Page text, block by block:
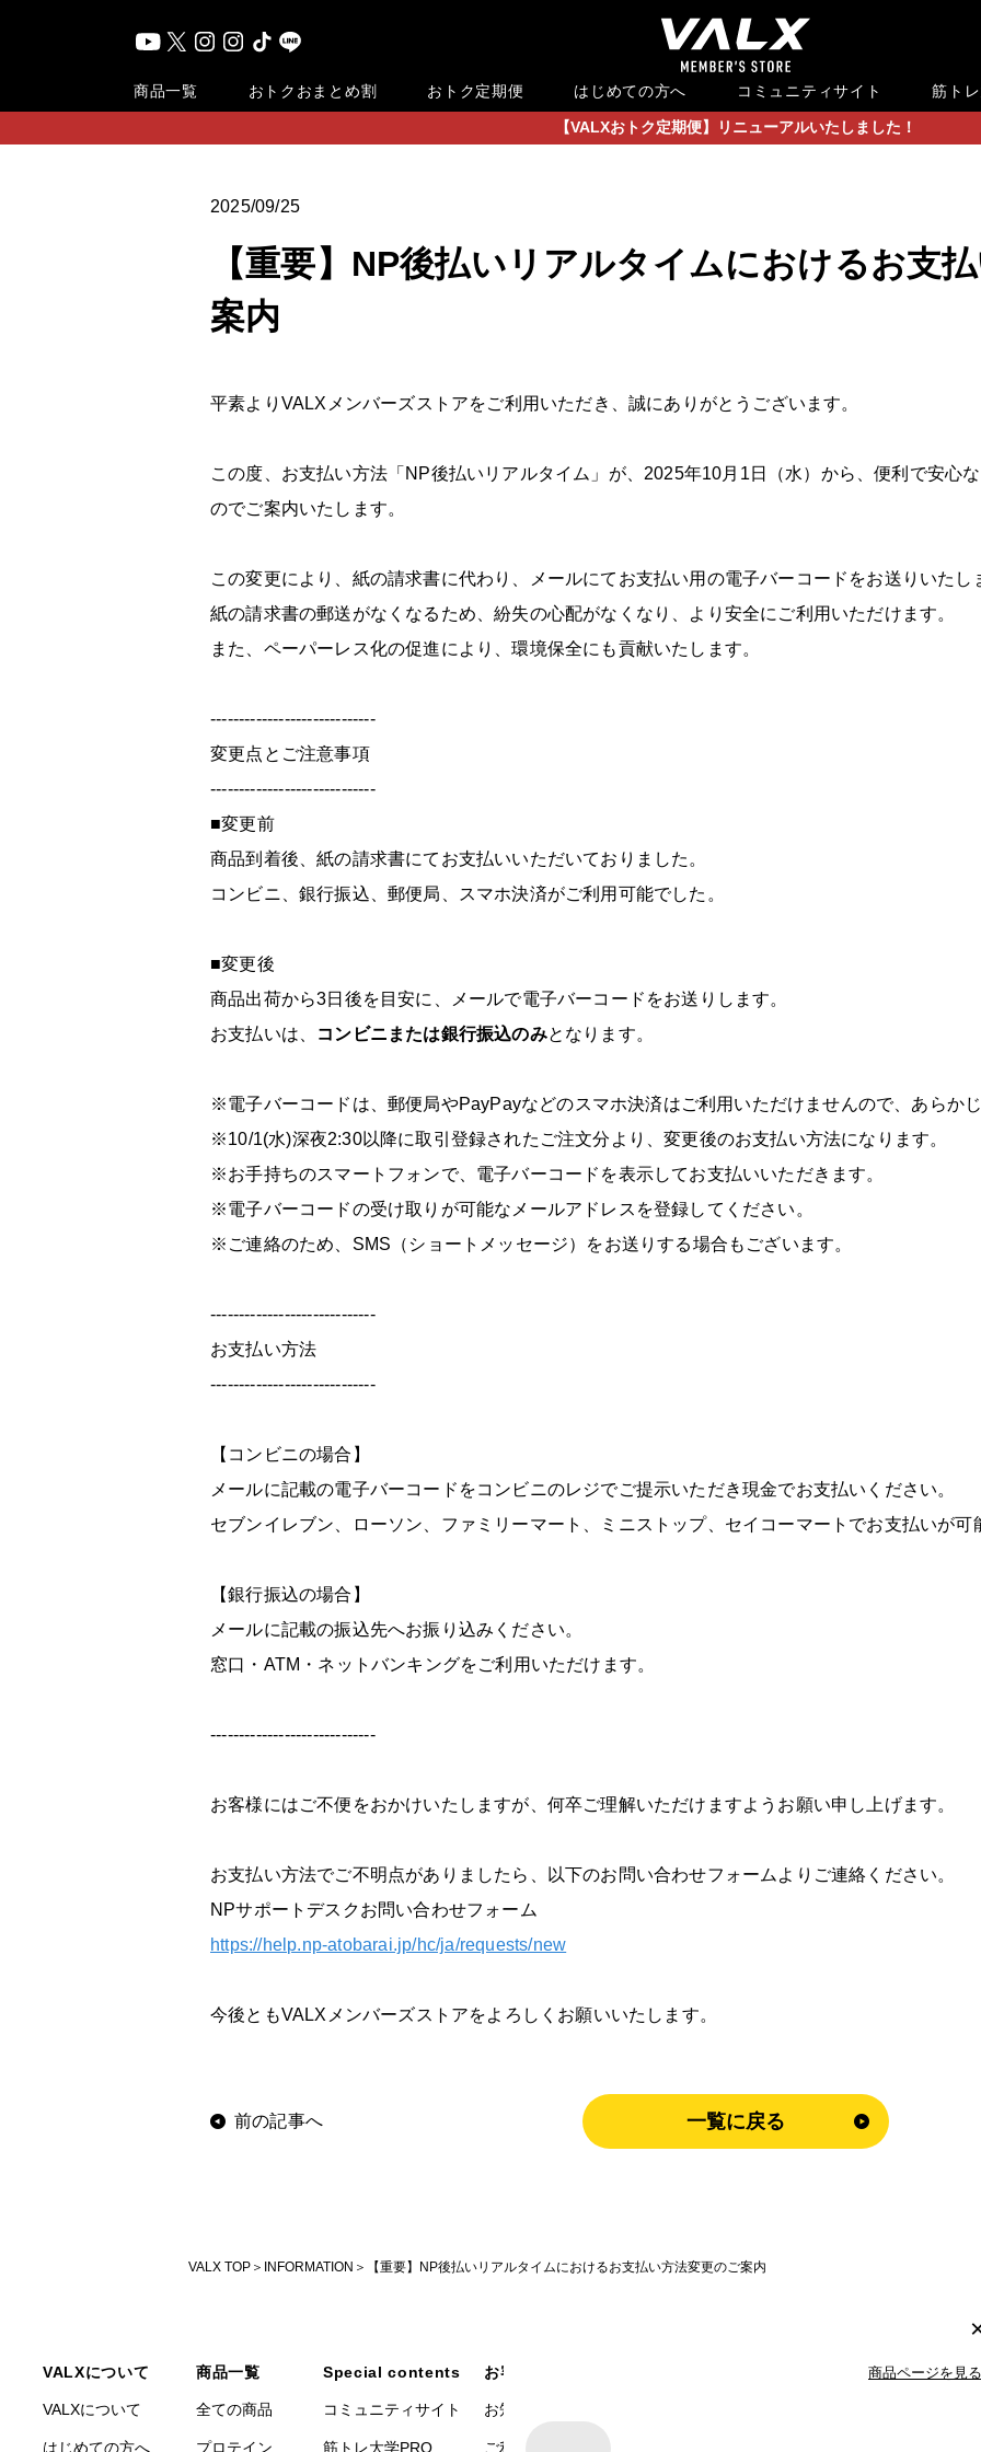
商品一覧 おトク おまとめ割 おトク定期便 はじめての方へ コミュニティサイト 筋トレ
【VALXおトク定期便】リニューアルいたしました！
2025/09/25
【重要】NP後払いリアルタイムにおけるお支
案内
平素よりVALXメンバーズストアをご利用いただき、誠にありがとうございます。
この度、お支払い方法「NP後払いリアルタイム」が、2025年10月1日（水）から、便利で安心
のでご案内いたします。
この変更により、紙の請求書に代わり、メールにてお支払い用の電子バーコードをお送りいたし
紙の請求書の郵送がなくなるため、紛失の心配がなくなり、より安全にご利用いただけます。
また、ペーパーレス化の促進により、環境保全にも貢献いたします。
-----------------------------
変更点とご注意事項
-----------------------------
■変更前
商品到着後、紙の請求書にてお支払いいただいておりました。
コンビニ、銀行振込、郵便局、スマホ決済がご利用可能でした。
■変更後
商品出荷から3日後を目安に、メールで電子バーコードをお送りします。
お支払いは、
コンビニまたは銀行振込のみとなります。
※電子バーコードは、郵便局やPayPayなどのスマホ決済はご利用いただけませんので、あらか
※10/1(水)深夜2:30以降に取引登録されたご注文分より、変更後のお支払い方法になります。
※お手持ちのスマートフォンで、電子バーコードを表示してお支払いいただきます。
※電子バーコードの受け取りが可能なメールアドレスを登録してください。
※ご連絡のため、SMS（ショートメッセージ）をお送りする場合もございます。
-----------------------------
お支払い方法
-----------------------------
【コンビニの場合】
メールに記載の電子バーコードをコンビニのレジでご提示いただき現金でお支払いください。
セブンイレブン、ローソン、ファミリーマート、ミニストップ、セイコーマートでお支払いが可
【銀行振込の場合】
メールに記載の振込先へお振り込みください。
窓口・ATM・ネットバンキングをご利用いただけます。
-----------------------------
お客様にはご不便をおかけいたしますが、何卒ご理解いただけますようお願い申し上げます。
お支払い方法でご不明点がありましたら、以下のお問い合わせフォームよりご連絡ください。
NPサポートデスクお問い合わせフォーム
https://help.np-atobarai.jp/hc/ja/requests/new
今後ともVALXメンバーズストアをよろしくお願いいたします。
前の記事へ 一覧に戻る
VALX TOP INFORMATION 【重要】NP後払いリアルタイムにおけるお支払い方法変更のご案内
商品ページを見る
VALXについて
VALXについて
はじめての方へ
商品一覧
全ての商品
プロテイン
Special contents
コミュニティサイト
筋トレ大学PRO
お客様サポート
お知らせ一覧
ご利用ガイド